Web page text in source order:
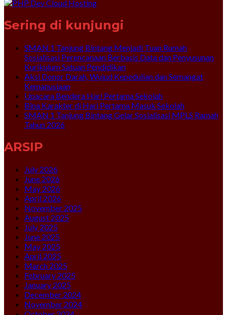
Sering di kunjungi
SMAN 1 Tanjung Bintang Menjadi Tuan Rumah
Sosialisasi Perencanaan Berbasis Data dan Penyusunan
Kurikulum Satuan Pendidikan
Aksi Donor Darah, Wujud Kepedulian dan Semangat
Kemanusiaan
Upacara Bendera Hari Pertama Sekolah
Bina Karakter di Hari Pertama Masuk Sekolah
SMAN 1 Tanjung Bintang Gelar Sosialisasi MPLS Ramah
Tahun 2026
ARSIP
July 2026
June 2026
May 2026
April 2026
November 2025
August 2025
July 2025
June 2025
May 2025
April 2025
March 2025
February 2025
January 2025
December 2024
November 2024